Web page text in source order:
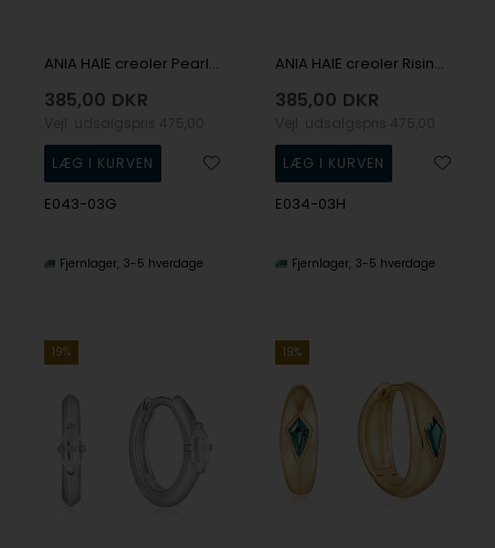
ANIA HAIE creoler Pearl Power E043-03G
385,00 DKR
E043-03G
Fjernlager 3-5 hverdage
ANIA HAIE creoler Rising Star E034-03H
385,00 DKR
E034-03H
Fjernlager 3-5 hverdage
19% 19%